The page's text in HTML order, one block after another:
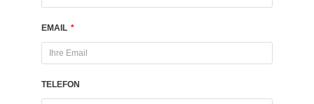
EMAIL *
TELEFON